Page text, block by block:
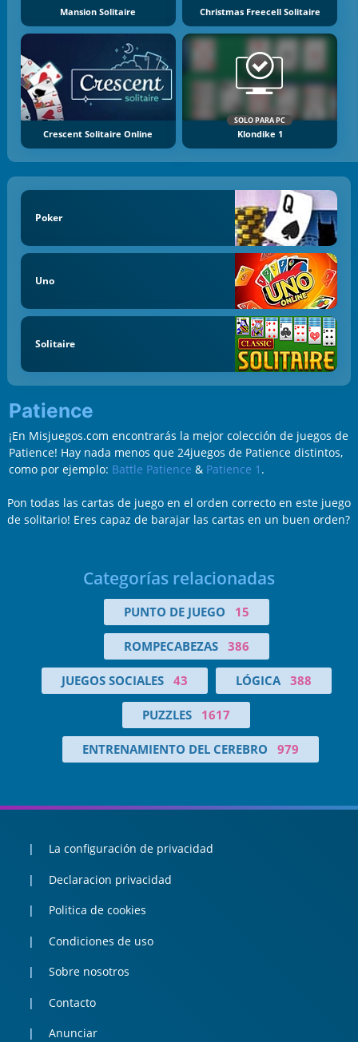
Mansion Solitaire Christmas Freecell Solitaire
Crescent Solitaire Online
SOLO PARA PC
Klondike 1
Poker
Uno
Solitaire
Patience
¡En Misjuegos.com encontrarás la mejor colección de juegos de
Patience! Hay nada menos que 24juegos de Patience distintos,
como por ejemplo: Battle Patience & Patience 1 .
Pon todas las cartas de juego en el orden correcto en este juego
de solitario! Eres capaz de barajar las cartas en un buen orden?
Categorías relacionadas
PUNTO DE JUEGO 15
ROMPECABEZAS 386
JUEGOS SOCIALES 43 LÓGICA 388
PUZZLES 1617
ENTRENAMIENTO DEL CEREBRO 979
La configuración de privacidad
Declaracion privacidad
Politica de cookies
Condiciones de uso
Sobre nosotros
Contacto
Anunciar